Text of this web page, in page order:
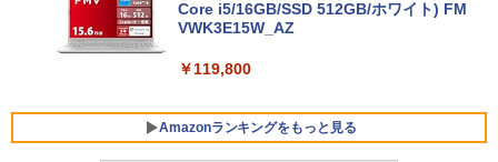
Core i5/16GB/SSD 512GB/ホワイト) FM
VWK3E15W_AZ
￥119,800
Amazonランキングをもっと見る